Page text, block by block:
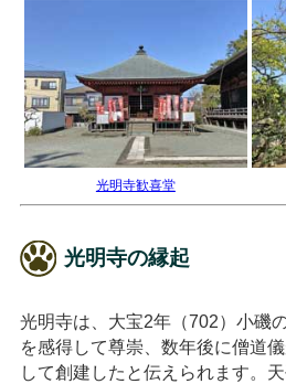
光明寺歓喜堂
光明寺の縁起
光明寺は、大宝2年（702）小磯
を感得して尊崇、数年後に僧道
して創建したと伝えられます。